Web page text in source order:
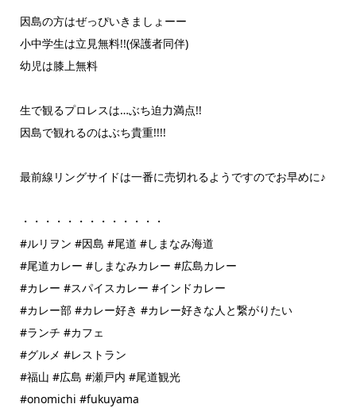
因島の方はぜっぴいきましょーー
小中学生は立見無料!!(保護者同伴)
幼児は膝上無料
生で観るプロレスは…ぶち迫力満点!!
因島で観れるのはぶち貴重!!!!
最前線リングサイドは一番に売切れるようですのでお早めに♪
・・・・・・・・・・・・・
#ルリヲン #因島 #尾道 #しまなみ海道
#尾道カレー #しまなみカレー #広島カレー
#カレー #スパイスカレー #インドカレー
#カレー部 #カレー好き #カレー好きな人と繋がりたい
#ランチ #カフェ
#グルメ #レストラン
#福山 #広島 #瀬戸内 #尾道観光
#onomichi #fukuyama